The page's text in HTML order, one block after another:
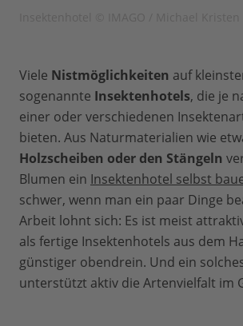
Viele Nistmöglichkeiten auf
sogenannte Insektenhotels, die je
einer oder verschiedenen
bieten. Aus Naturmaterialien wie
Holzscheiben oder den Stängeln
Blumen ein Insektenhotel selbst
schwer, wenn man ein paar Dinge
Arbeit lohnt sich: Es ist meist
als fertige Insektenhotels aus dem
günstiger obendrein. Und ein
unterstützt aktiv die Artenvielfalt im